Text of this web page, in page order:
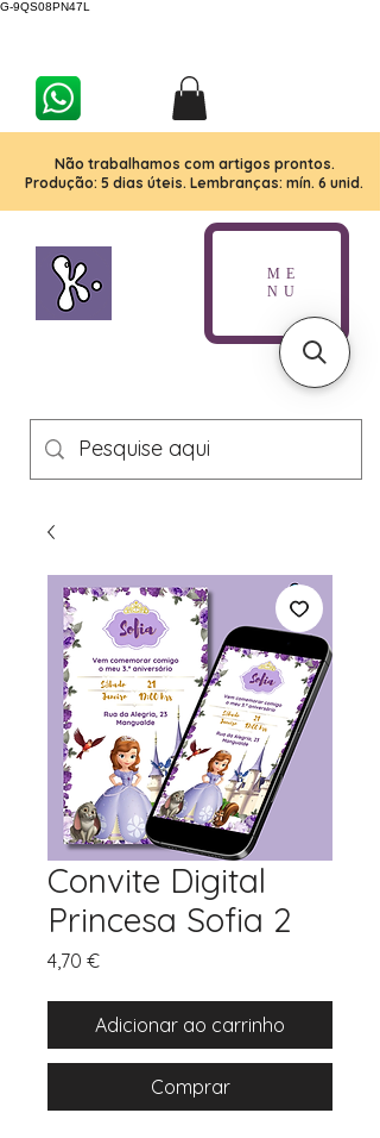
G-9QS08PN47L
Não trabalhamos com artigos prontos.
Produção: 5 dias úteis. Lembranças: mín. 6 unid.
ME
NU
Convite Digital
Princesa Sofia 2
4,70 €Preço
Adicionar ao carrinho
Comprar